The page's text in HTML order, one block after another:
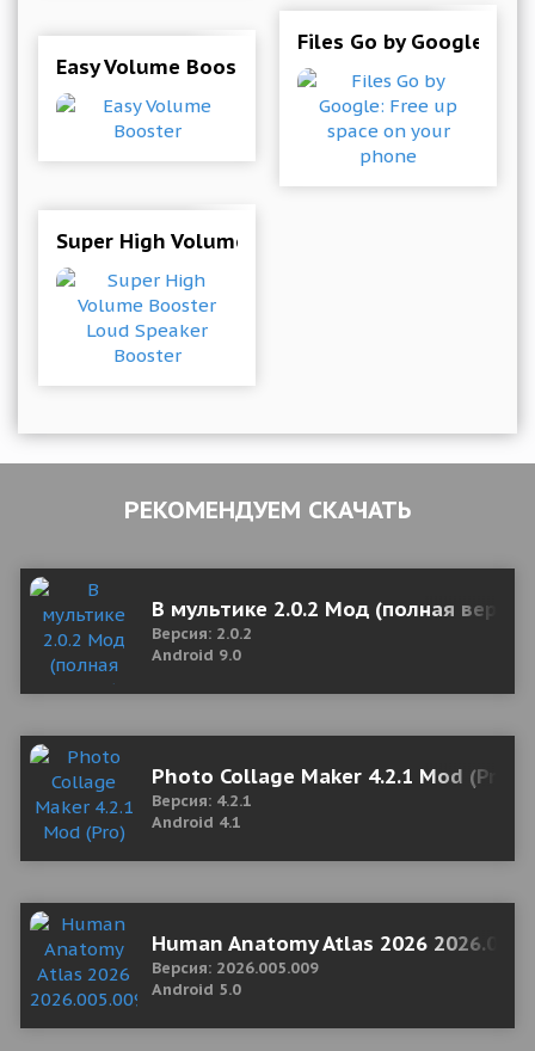
Easy Volume Booster
Files Go by Google:
Super High Volume Booster Loud Speaker
РЕКОМЕНДУЕМ СКАЧАТЬ
В мультике 2.0.2 Мод (полная
Версия: 2.0.2
Android 9.0
Photo Collage Maker 4.2.1 Mod (Pro)
Версия: 4.2.1
Android 4.1
Human Anatomy Atlas 2026
Версия: 2026.005.009
Android 5.0